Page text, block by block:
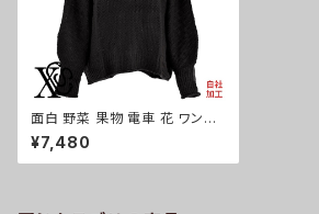
面白 野菜 果物 電車 花 ワンポ
イント 刺繍 鹿の子 編み ニット
セーター レディース ゆったり 大
きいサイズ ニットソー 長袖 雑貨
¥7,480